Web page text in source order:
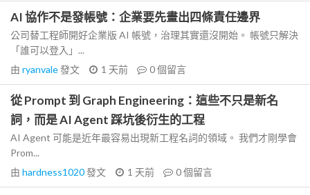
AI 協作不是發帳號：企業要先畫出四條責任邊界
公司替工程師開好企業版 AI 帳號，治理其實還沒開始。 帳號只解決
「誰可以登入」...
由 ryanvale發文 1 天前 0個留言
從 Prompt 到 Graph Engineering：這些不只是新名
詞，而是 AI Agent 踩坑後衍生的工程
AI Agent 可能是近年最容易出現新工程名詞的領域。 我們才剛學會
Prom...
由 hardness1020發文 1 天前 0個留言